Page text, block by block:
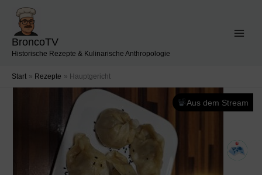
Inhalt
springen
BroncoTV
Historische Rezepte & Kulinarische Anthropologie
Start Rezepte Hauptgericht
Aus dem Stream